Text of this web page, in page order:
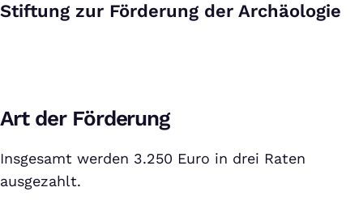
Stiftung zur Förderung der Archäologie
Art der Förderung
Insgesamt werden 3.250 Euro in drei Raten
ausgezahlt.